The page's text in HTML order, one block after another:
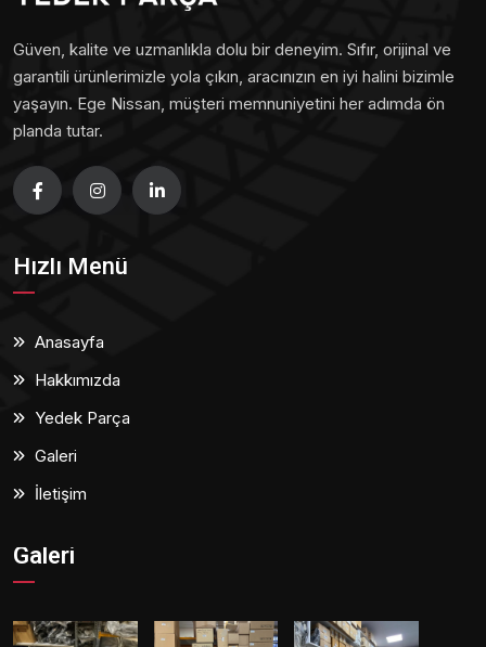
Güven, kalite ve uzmanlıkla dolu bir deneyim. Sıfır, orijinal ve
garantili ürünlerimizle yola çıkın, aracınızın en iyi halini bizimle
yaşayın. Ege Nissan, müşteri memnuniyetini her adımda ön
planda tutar.
Hızlı Menü
Anasayfa
Hakkımızda
Yedek Parça
Galeri
İletişim
Galeri